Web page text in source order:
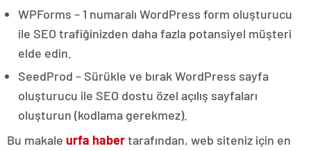
WPForms – 1 numaralı WordPress form oluşturucu
ile SEO trafiğinizden daha fazla potansiyel müşteri
elde edin.
SeedProd – Sürükle ve bırak WordPress sayfa
oluşturucu ile SEO dostu özel açılış sayfaları
oluşturun (kodlama gerekmez).
Bu makale urfa habertarafından, web siteniz için en